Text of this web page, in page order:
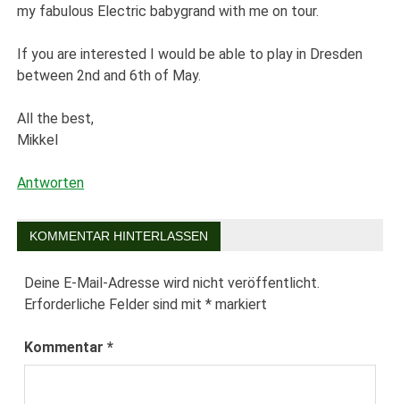
my fabulous Electric babygrand with me on tour.
If you are interested I would be able to play in Dresden
between 2nd and 6th of May.
All the best,
Mikkel
Antworten
KOMMENTAR HINTERLASSEN
Deine E-Mail-Adresse wird nicht veröffentlicht.
Erforderliche Felder sind mit* markiert
Kommentar*